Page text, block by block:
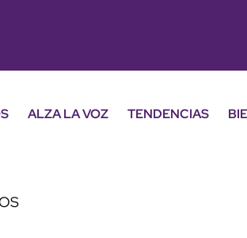
ALZA LA VOZ TENDENCIAS